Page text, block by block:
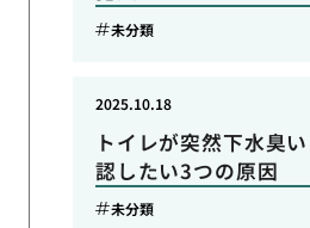
未分類
トイレが突然下水臭
認したい3つの原因
2025.10.18
未分類